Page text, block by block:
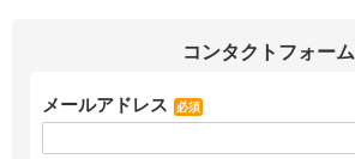
コンタクトフォーム
メールアドレス 必須